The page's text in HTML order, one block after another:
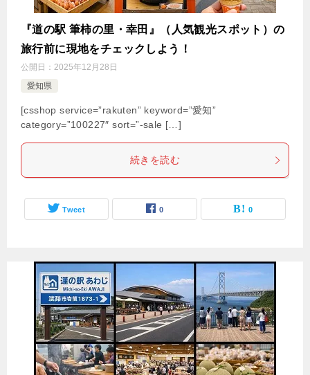
『道の駅 筆柿の里・幸田』（人気観光スポット）の
旅行前に現地をチェックしよう！
公開日： 2025年12月28日
愛知県
[csshop service=”rakuten” keyword=”愛知”
category=”100227″ sort=”-sale […]
続きを読む
Tweet 0 0